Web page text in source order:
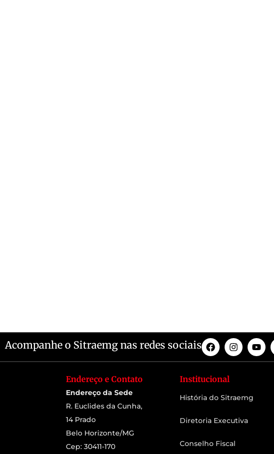
Acompanhe o Sitraemg nas redes sociais
Endereço e Contato
Endereço da Sede
R. Euclides da Cunha,
14 Prado
Belo Horizonte/MG
Cep: 30411-170
Institucional
História do Sitraemg
Diretoria Executiva
Conselho Fiscal